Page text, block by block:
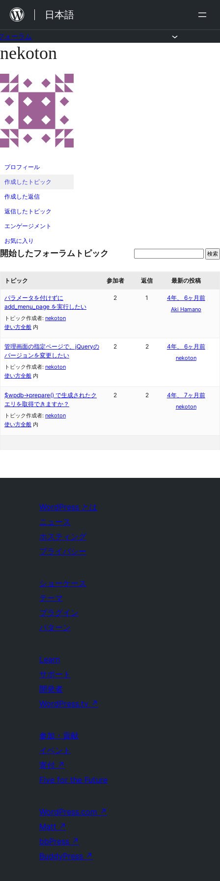
を
ス
ッ
プ
日本語
ォーラム
コ
ン
へ
ス
ッ
プ
nekoton
プロフィール
作成したトピック
作成した返信
返信したトピック
エンゲージメント
お気に入り
開始したフォーラムトピック
トピック 参加者 返信 最新の投稿
パラメータを付けずに
add_menu_page を実行したい
トピック作成者: nekoton
使い方全般 内
2 1 4年、 6ヶ月前
Aki Hamano
管理画面の指定ページで、jQueryの
バージョンを変更したい
トピック作成者: nekoton
使い方全般 内
2 2 4年、 6ヶ月前
nekoton
$wpdb->prepare() で生成されたク
エリを取得できますか？
トピック作成者: nekoton
使い方全般 内
2 2 4年、 7ヶ月前
nekoton
WordPress とは
ニュース
ホスティング
プライバシー
ショーケース
テーマ
プラグイン
パターン
Learn
サポート
開発者
WordPress.tv ↗
参加・貢献
イベント
寄付 ↗
Five for the Future
WordPress.com ↗
Matt ↗
bbPress ↗
BuddyPress ↗